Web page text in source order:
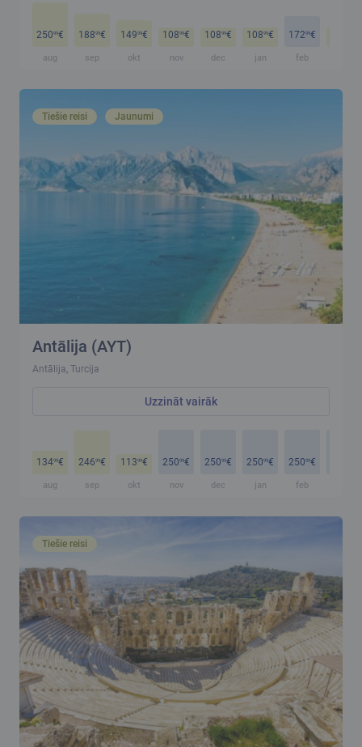
25099€
aug
18899€
sep
14999€
okt
10899€
nov
10899€
dec
10899€
jan
17299€
feb
Tiešie reisi Jaunumi
Antālija (AYT)
Antālija, Turcija
Uzzināt vairāk
13499€
aug
24699€
sep
11399€
okt
25099€
nov
25099€
dec
25099€
jan
25099€
feb
Tiešie reisi